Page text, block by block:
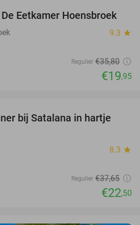
44%
Eetkamer Hoensbroek
9.3 star
Regulier €35,80
€19,95
40%
bij Satalana in hartje
8.3 star
Regulier €37,65
€22,50